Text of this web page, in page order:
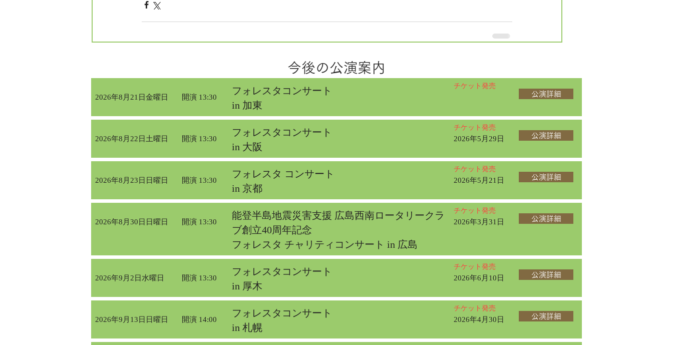
今後の公演案内
2026年8月21日金曜日 開演 13:30
フォレスタコンサート
in 加東
チケット発売
公演詳細
2026年8月22日土曜日 開演 13:30
フォレスタコンサート
in 大阪
チケット発売
2026年5月29日 公演詳細
2026年8月23日日曜日 開演 13:30
フォレスタ コンサート
in 京都
チケット発売
2026年5月21日 公演詳細
2026年8月30日日曜日 開演 13:30
能登半島地震災害支援 広島西南ロータリークラ
ブ創立40周年記念
フォレスタ チャリティコンサート in 広島
チケット発売
2026年3月31日 公演詳細
2026年9月2日水曜日 開演 13:30
フォレスタコンサート
in 厚木
チケット発売
2026年6月10日 公演詳細
2026年9月13日日曜日 開演 14:00
フォレスタコンサート
in 札幌
チケット発売
2026年4月30日 公演詳細